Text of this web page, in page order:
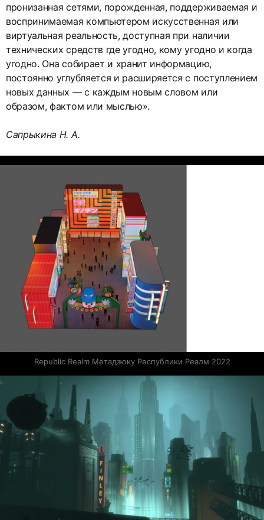
пронизанная сетями, порожденная, поддерживаемая и
воспринимаемая компьютером искусственная или
виртуальная реальность, доступная при наличии
технических средств где угодно, кому угодно и когда
угодно. Она собирает и хранит информацию,
постоянно углубляется и расширяется с поступлением
новых данных — с каждым новым словом или
образом, фактом или мыслью».
Сапрыкина Н. А.
Republic Realm Метадзюку Республики Реалм 2022